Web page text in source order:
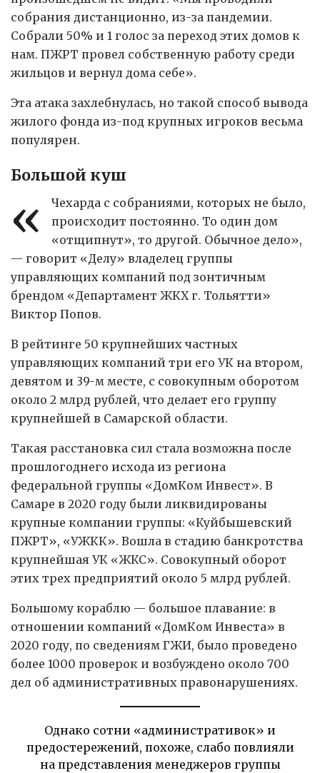
собрания дистанционно, из-за пандемии.
Собрали 50% и 1 голос за переход этих домов к
нам. ПЖРТ провел собственную работу среди
жильцов и вернул дома себе».
Эта атака захлебнулась, но такой способ вывода
жилого фонда из-под крупных игроков весьма
популярен.
Большой куш
«
Чехарда с собраниями, которых не было,
происходит постоянно. То один дом
«отщипнут», то другой. Обычное дело»,
— говорит «Делу» владелец группы
управляющих компаний под зонтичным
брендом «Департамент ЖКХ г. Тольятти»
Виктор Попов.
В рейтинге 50 крупнейших частных
управляющих компаний три его УК на втором,
девятом и 39-м месте, с совокупным оборотом
около 2 млрд рублей, что делает его группу
крупнейшей в Самарской области.
Такая расстановка сил стала возможна после
прошлогоднего исхода из региона
федеральной группы «ДомКом Инвест». В
Самаре в 2020 году были ликвидированы
крупные компании группы: «Куйбышевский
ПЖРТ», «УЖКК». Вошла в стадию банкротства
крупнейшая УК «ЖКС». Совокупный оборот
этих трех предприятий около 5 млрд рублей.
Большому кораблю — большое плавание: в
отношении компаний «ДомКом Инвеста» в
2020 году, по сведениям ГЖИ, было проведено
более 1000 проверок и возбуждено около 700
дел об административных правонарушениях.
Однако сотни «административок» и
предостережений, похоже, слабо повлияли
на представления менеджеров группы